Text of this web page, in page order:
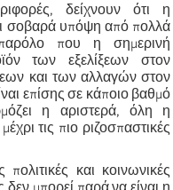
δείχνουν ότι η
σοβαρά υπόψη από πολλά
που η σημερινή
των εξελίξεων στον
και των αλλαγών στον
επίσης σε κάποιο βαθμό
η αριστερά, όλη η
τις πιο ριζοσπαστικές
και κοινωνικές